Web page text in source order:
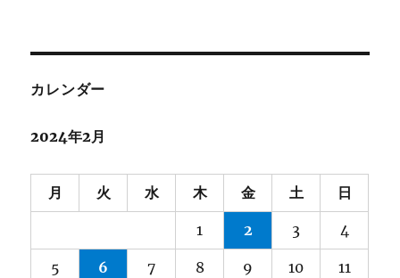
カレンダー
2024年2月
月 火 水 木 金 土 日
1 2 3 4
5 6 7 8 9 10 11